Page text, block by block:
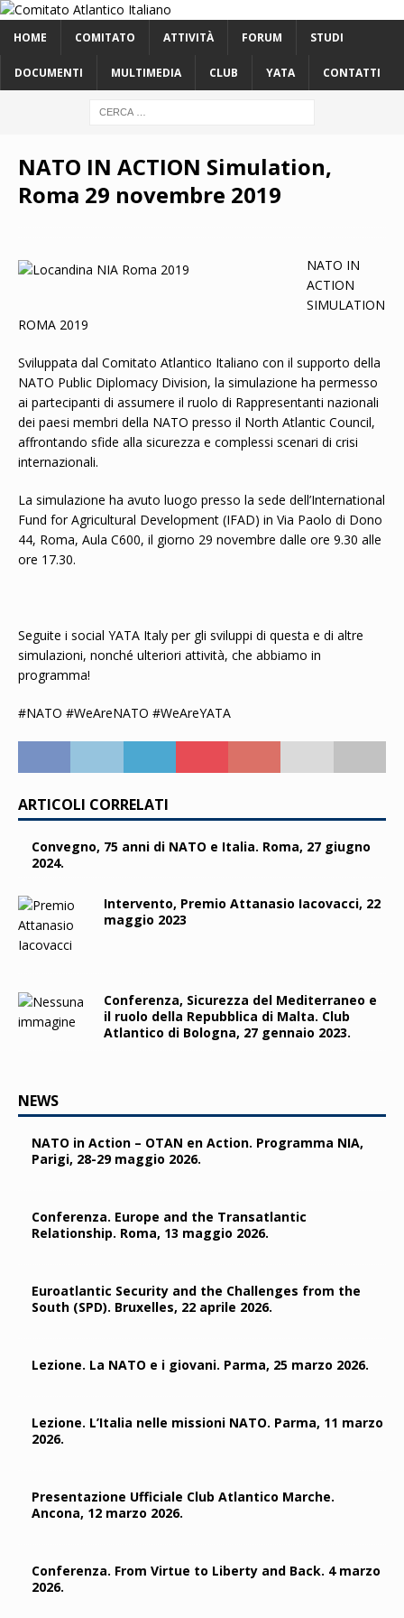
HOME COMITATO ATTIVITÀ FORUM STUDI
DOCUMENTI MULTIMEDIA CLUB YATA CONTATTI
NATO IN ACTION Simulation,
Roma 29 novembre 2019
NATO IN
ACTION
SIMULATION
ROMA 2019
Sviluppata dal Comitato Atlantico Italiano con il supporto della
NATO Public Diplomacy Division, la simulazione ha permesso
ai partecipanti di assumere il ruolo di Rappresentanti nazionali
dei paesi membri della NATO presso il North Atlantic Council,
affrontando sfide alla sicurezza e complessi scenari di crisi
internazionali.
La simulazione ha avuto luogo presso la sede dell’International
Fund for Agricultural Development (IFAD) in Via Paolo di Dono
44, Roma, Aula C600, il giorno 29 novembre dalle ore 9.30 alle
ore 17.30.
Seguite i social YATA Italy per gli sviluppi di questa e di altre
simulazioni, nonché ulteriori attività, che abbiamo in
programma!
#NATO #WeAreNATO #WeAreYATA
ARTICOLI CORRELATI
Convegno, 75 anni di NATO e Italia. Roma, 27 giugno
2024.
Intervento, Premio Attanasio Iacovacci, 22
maggio 2023
Conferenza, Sicurezza del Mediterraneo e
il ruolo della Repubblica di Malta. Club
Atlantico di Bologna, 27 gennaio 2023.
NEWS
NATO in Action – OTAN en Action. Programma NIA,
Parigi, 28-29 maggio 2026.
Conferenza. Europe and the Transatlantic
Relationship. Roma, 13 maggio 2026.
Euroatlantic Security and the Challenges from the
South (SPD). Bruxelles, 22 aprile 2026.
Lezione. La NATO e i giovani. Parma, 25 marzo 2026.
Lezione. L’Italia nelle missioni NATO. Parma, 11 marzo
2026.
Presentazione Ufficiale Club Atlantico Marche.
Ancona, 12 marzo 2026.
Conferenza. From Virtue to Liberty and Back. 4 marzo
2026.